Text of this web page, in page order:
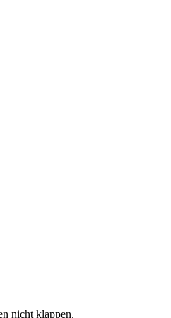
nicht klappen.